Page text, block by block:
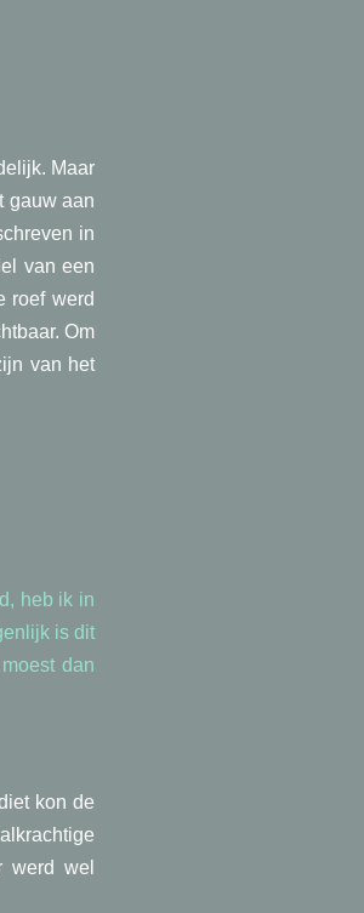
Maar
gauw aan
in
van een
roef werd
Om
van het
heb ik in
is dit
dan
kon de
werd wel